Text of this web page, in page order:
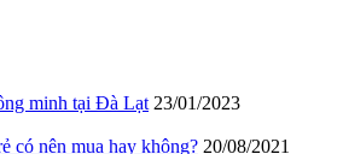
minh tại Đà Lạt 23/01/2023
có nên mua hay không? 20/08/2021